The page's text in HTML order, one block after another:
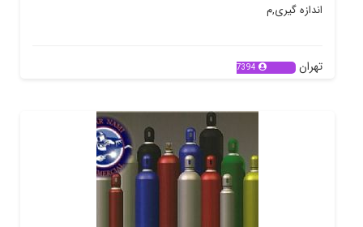
اندازه گیری,م
تهران 7394